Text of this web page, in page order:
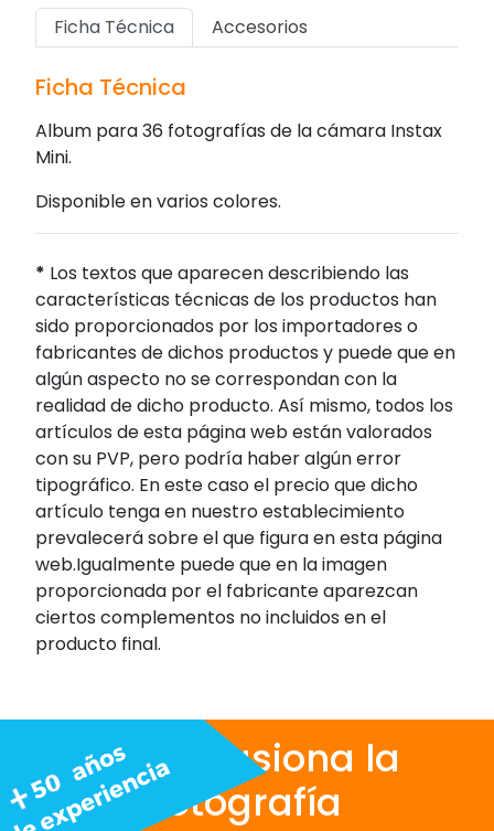
Ficha Técnica Accesorios
Ficha Técnica
Album para 36 fotografías de la cámara Instax
Mini.
Disponible en varios colores.
* Los textos que aparecen describiendo las
características técnicas de los productos han
sido proporcionados por los importadores o
fabricantes de dichos productos y puede que en
algún aspecto no se correspondan con la
realidad de dicho producto. Así mismo, todos los
artículos de esta página web están valorados
con su PVP, pero podría haber algún error
tipográfico. En este caso el precio que dicho
artículo tenga en nuestro establecimiento
prevalecerá sobre el que figura en esta página
web.Igualmente puede que en la imagen
proporcionada por el fabricante aparezcan
ciertos complementos no incluidos en el
producto final.
Nos apasiona la
fotografía